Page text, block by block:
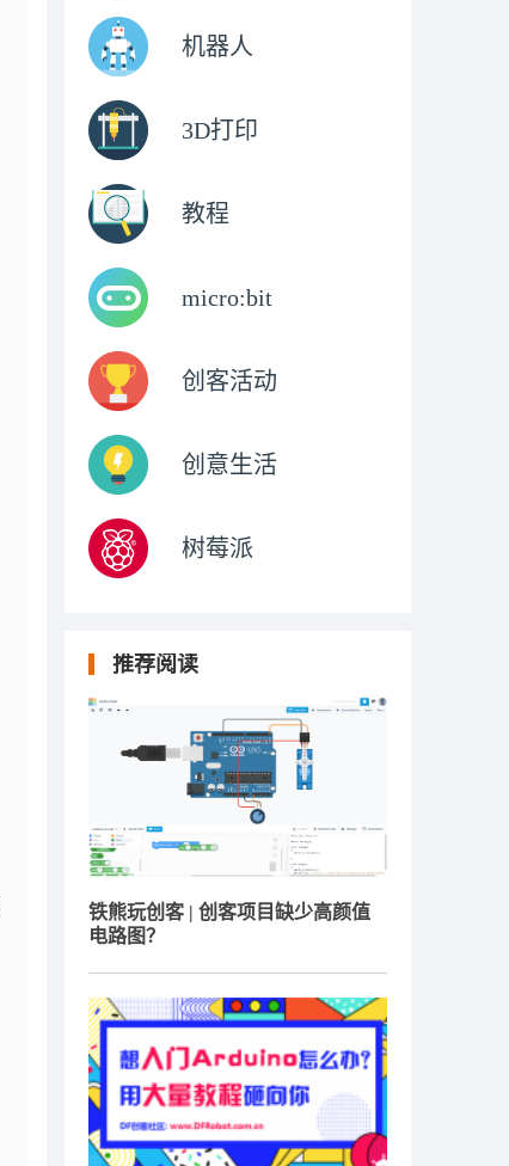
机器人
3D打印
教程
micro:bit
创客活动
创意生活
树莓派
推荐阅读
铁熊玩创客 | 创客项目缺少高颜值
电路图？